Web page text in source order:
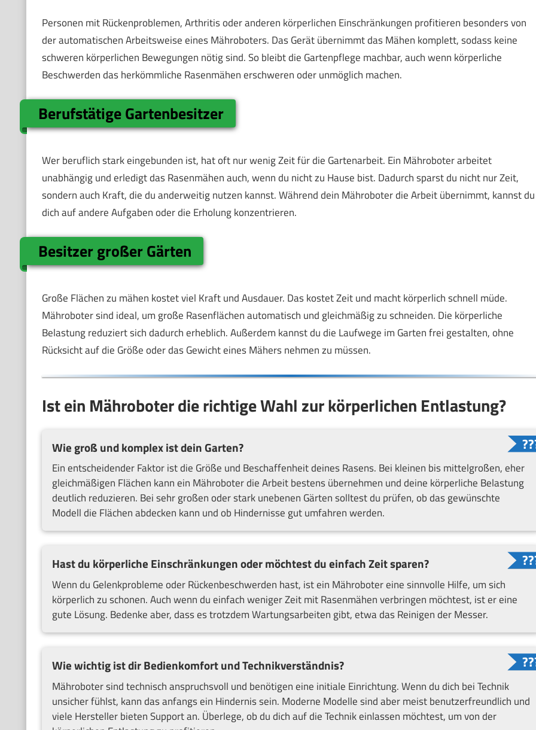
Personen mit Rückenproblemen, Arthritis oder anderen körperlichen Einschränkungen profitieren besonders von
der automatischen Arbeitsweise eines Mähroboters. Das Gerät übernimmt das Mähen komplett, sodass keine
schweren körperlichen Bewegungen nötig sind. So bleibt die Gartenpflege machbar, auch wenn körperliche
Beschwerden das herkömmliche Rasenmähen erschweren oder unmöglich machen.
Berufstätige Gartenbesitzer
Wer beruflich stark eingebunden ist, hat oft nur wenig Zeit für die Gartenarbeit. Ein Mähroboter arbeitet
unabhängig und erledigt das Rasenmähen auch, wenn du nicht zu Hause bist. Dadurch sparst du nicht nur Zeit,
sondern auch Kraft, die du anderweitig nutzen kannst. Während dein Mähroboter die Arbeit übernimmt, kannst du
dich auf andere Aufgaben oder die Erholung konzentrieren.
Besitzer großer Gärten
Große Flächen zu mähen kostet viel Kraft und Ausdauer. Das kostet Zeit und macht körperlich schnell müde.
Mähroboter sind ideal, um große Rasenflächen automatisch und gleichmäßig zu schneiden. Die körperliche
Belastung reduziert sich dadurch erheblich. Außerdem kannst du die Laufwege im Garten frei gestalten, ohne
Rücksicht auf die Größe oder das Gewicht eines Mähers nehmen zu müssen.
Ist ein Mähroboter die richtige Wahl zur körperlichen Entlastung?
Wie groß und komplex ist dein Garten?
Ein entscheidender Faktor ist die Größe und Beschaffenheit deines Rasens. Bei kleinen bis mittelgroßen, eher
gleichmäßigen Flächen kann ein Mähroboter die Arbeit bestens übernehmen und deine körperliche Belastung
deutlich reduzieren. Bei sehr großen oder stark unebenen Gärten solltest du prüfen, ob das gewünschte
Modell die Flächen abdecken kann und ob Hindernisse gut umfahren werden.
Hast du körperliche Einschränkungen oder möchtest du einfach Zeit sparen?
Wenn du Gelenkprobleme oder Rückenbeschwerden hast, ist ein Mähroboter eine sinnvolle Hilfe, um sich
körperlich zu schonen. Auch wenn du einfach weniger Zeit mit Rasenmähen verbringen möchtest, ist er eine
gute Lösung. Bedenke aber, dass es trotzdem Wartungsarbeiten gibt, etwa das Reinigen der Messer.
Wie wichtig ist dir Bedienkomfort und Technikverständnis?
Mähroboter sind technisch anspruchsvoll und benötigen eine initiale Einrichtung. Wenn du dich bei Technik
unsicher fühlst, kann das anfangs ein Hindernis sein. Moderne Modelle sind aber meist benutzerfreundlich und
viele Hersteller bieten Support an. Überlege, ob du dich auf die Technik einlassen möchtest, um von der